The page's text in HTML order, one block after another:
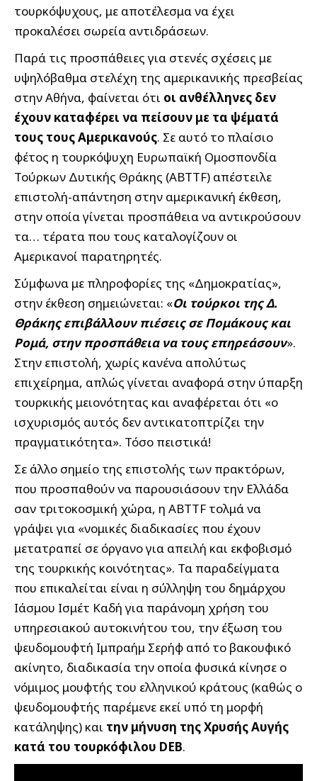
τουρκόψυχους, με αποτέλεσμα να έχει
προκαλέσει σωρεία αντιδράσεων.
Παρά τις προσπάθειες για στενές σχέσεις με
υψηλόβαθμα στελέχη της αμερικανικής πρεσβείας
στην Αθήνα, φαίνεται ότι οι ανθέλληνες δεν
έχουν καταφέρει να πείσουν με τα ψέματά
τους τους Αμερικανούς. Σε αυτό το πλαίσιο
φέτος η τουρκόψυχη Ευρωπαϊκή Ομοσπονδία
Τούρκων Δυτικής Θράκης (ABTTF) απέστειλε
επιστολή-απάντηση στην αμερικανική έκθεση,
στην οποία γίνεται προσπάθεια να αντικρούσουν
τα… τέρατα που τους καταλογίζουν οι
Αμερικανοί παρατηρητές.
Σύμφωνα με πληροφορίες της «Δημοκρατίας»,
στην έκθεση σημειώνεται: «Οι τούρκοι της Δ.
Θράκης επιβάλλουν πιέσεις σε Πομάκους και
Ρομά, στην προσπάθεια να τους επηρεάσουν».
Στην επιστολή, χωρίς κανένα απολύτως
επιχείρημα, απλώς γίνεται αναφορά στην ύπαρξη
τουρκικής μειονότητας και αναφέρεται ότι «ο
ισχυρισμός αυτός δεν αντικατοπτρίζει την
πραγματικότητα». Τόσο πειστικά!
Σε άλλο σημείο της επιστολής των πρακτόρων,
που προσπαθούν να παρουσιάσουν την Ελλάδα
σαν τριτοκοσμική χώρα, η ABTTF τολμά να
γράψει για «νομικές διαδικασίες που έχουν
μετατραπεί σε όργανο για απειλή και εκφοβισμό
της τουρκικής κοινότητας». Τα παραδείγματα
που επικαλείται είναι η σύλληψη του δημάρχου
Ιάσμου Ισμέτ Καδή για παράνομη χρήση του
υπηρεσιακού αυτοκινήτου του, την έξωση του
ψευδομουφτή Ιμπραήμ Σερήφ από το βακουφικό
ακίνητο, διαδικασία την οποία φυσικά κίνησε ο
νόμιμος μουφτής του ελληνικού κράτους (καθώς ο
ψευδομουφτής παρέμενε εκεί υπό τη μορφή
κατάληψης) και την μήνυση της Χρυσής Αυγής
κατά του τουρκόφιλου DEB.